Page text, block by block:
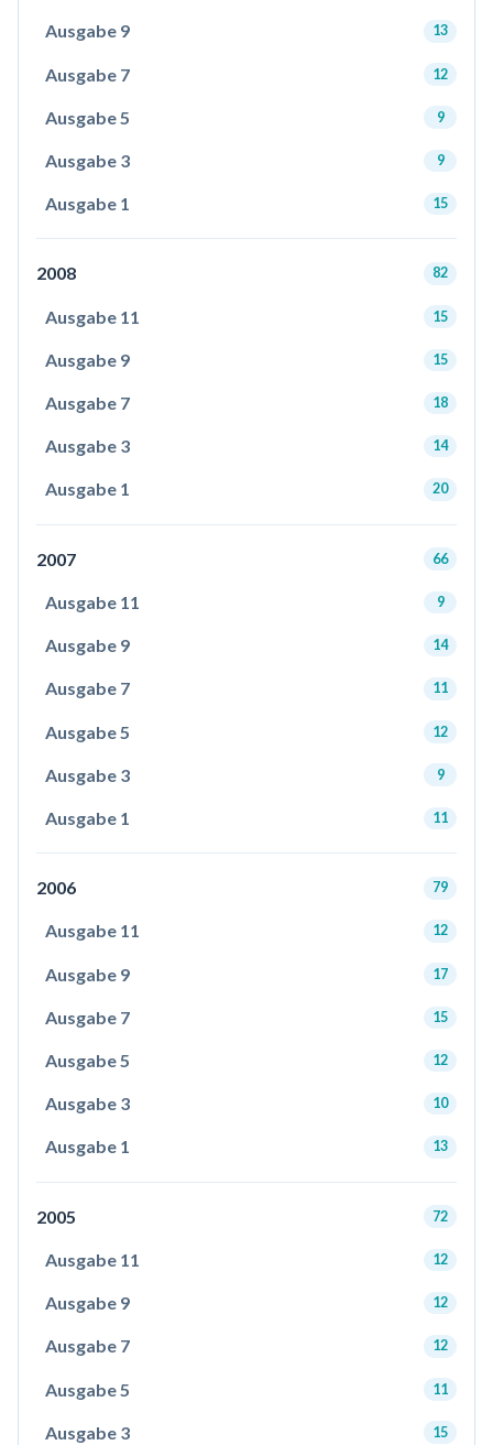
Ausgabe 9 13
Ausgabe 7 12
Ausgabe 5 9
Ausgabe 3 9
Ausgabe 1 15
2008 82
Ausgabe 11 15
Ausgabe 9 15
Ausgabe 7 18
Ausgabe 3 14
Ausgabe 1 20
2007 66
Ausgabe 11 9
Ausgabe 9 14
Ausgabe 7 11
Ausgabe 5 12
Ausgabe 3 9
Ausgabe 1 11
2006 79
Ausgabe 11 12
Ausgabe 9 17
Ausgabe 7 15
Ausgabe 5 12
Ausgabe 3 10
Ausgabe 1 13
2005 72
Ausgabe 11 12
Ausgabe 9 12
Ausgabe 7 12
Ausgabe 5 11
Ausgabe 3 15